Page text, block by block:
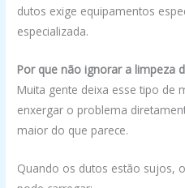
dutos exige equipamentos
especializada.
Por que não ignorar a limpeza
Muita gente deixa esse tipo de
enxergar o problema
maior do que parece.
Quando os dutos estão sujos,